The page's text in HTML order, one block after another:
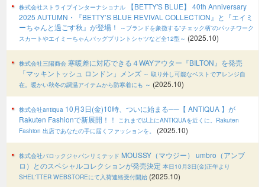
株式会社ストライプインターナショナル 【BETTY'S BLUE】 40th Anniversary
2025 AUTUMN・『BETTY’S BLUE REVIVAL COLLECTION』と『エイミ
ーちゃんと過ごす秋』が登場！
～ブランドを象徴する“チェック柄”のパッチワーク
スカートやエイミーちゃんバッグプリントシャツなど全12型～ (2025.10)
株式会社三陽商会 寒暖差に対応できる４WAYアウター『BILTON』を発売
「マッキントッシュ ロンドン」メンズ ～ 取り外し可能なベストでアレンジ自
在。暖かい秋冬の調温アイテムから防寒着にも ～ (2025.10)
株式会社antiqua 10月3日(金)10時、ついに始まる──【 ANTIQUA 】が
Rakuten Fashionで新展開！！
これまで以上にANTIQUAを近くに。Rakuten
Fashion 出店であなたの手に届くファッションを。
(2025.10)
株式会社バロックジャパンリミテッド MOUSSY（マウジー） umbro（アンブ
ロ）とのスペシャルコレクションが発売決定 本日10月3日(金)正午より
SHEL'TTER WEBSTOREにて入荷連絡受付開始 (2025.10)